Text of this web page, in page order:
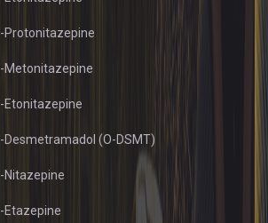
-Protonitazepine
-Metonitazepine
-Etonitazepine
-Desmetramadol (O-DSMT)
-Nitazepine
-Etazepine